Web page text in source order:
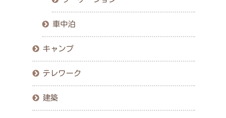
車中泊
キャンプ
テレワーク
建築